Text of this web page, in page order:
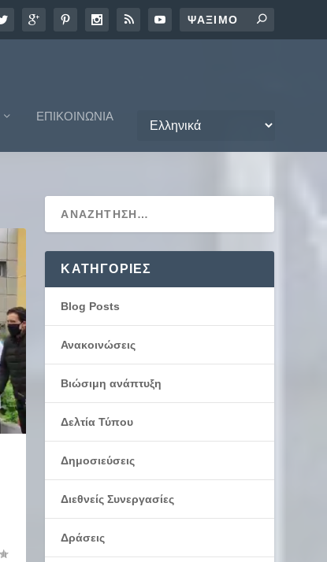
ΕΠΙΚΟΙΝΩΝΊΑ
KΑΤΗΓΟΡΊΕΣ
Blog Posts
Ανακοινώσεις
Βιώσιμη ανάπτυξη
Δελτία Τύπου
Δημοσιεύσεις
Διεθνείς Συνεργασίες
Δράσεις